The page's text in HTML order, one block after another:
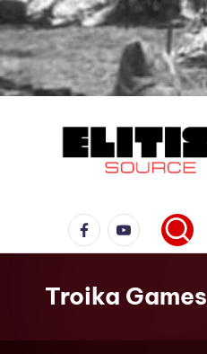
Troika Games